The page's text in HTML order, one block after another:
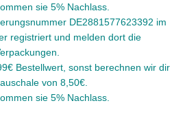
sie 5% Nachlass.
DE2881577623392 im
registriert und melden dort die
Bestellwert, sonst berechnen wir dir
von 8,50€.
sie 5% Nachlass.